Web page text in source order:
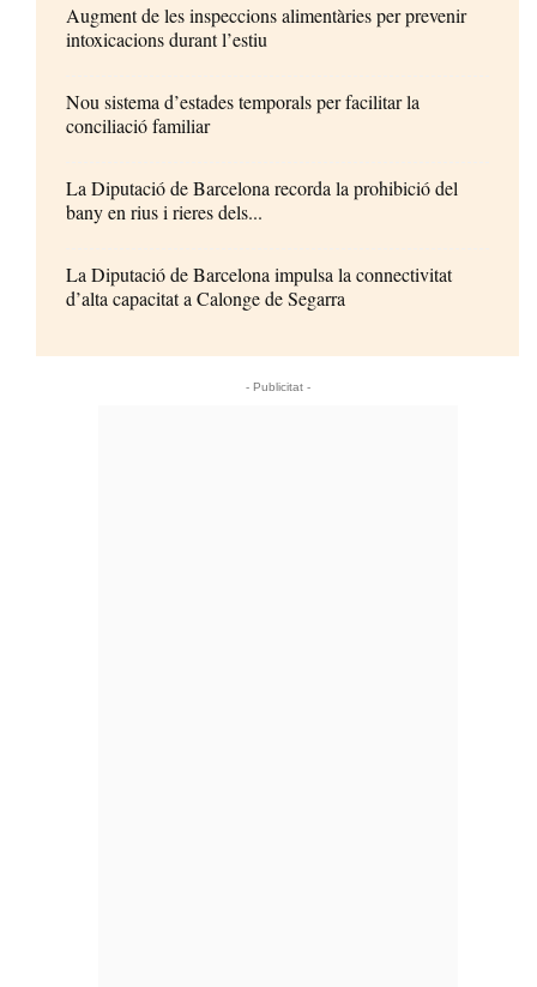
Augment de les inspeccions alimentàries per prevenir
intoxicacions durant l’estiu
Nou sistema d’estades temporals per facilitar la
conciliació familiar
La Diputació de Barcelona recorda la prohibició del
bany en rius i rieres dels...
La Diputació de Barcelona impulsa la connectivitat
d’alta capacitat a Calonge de Segarra
- Publicitat -